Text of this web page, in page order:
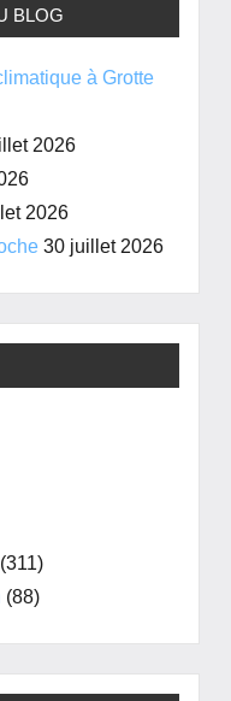
BLOG
à Grotte
2026
2026
30 juillet 2026
(311)
(88)